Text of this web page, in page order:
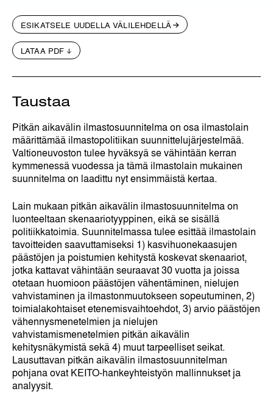
ESIKATSELE UUDELLA VÄLILEHDELLÄ
LATAA PDF
Taustaa
Pitkän aikavälin ilmastosuunnitelma on osa ilmastolain
määrittämää ilmastopolitiikan suunnittelujärjestelmää.
Valtioneuvoston tulee hyväksyä se vähintään kerran
kymmenessä vuodessa ja tämä ilmastolain mukainen
suunnitelma on laadittu nyt ensimmäistä kertaa.
Lain mukaan pitkän aikavälin ilmastosuunnitelma on
luonteeltaan skenaariotyyppinen, eikä se sisällä
politiikkatoimia. Suunnitelmassa tulee esittää ilmastolain
tavoitteiden saavuttamiseksi 1) kasvihuonekaasujen
päästöjen ja poistumien kehitystä koskevat skenaariot,
jotka kattavat vähintään seuraavat 30 vuotta ja joissa
otetaan huomioon päästöjen vähentäminen, nielujen
vahvistaminen ja ilmastonmuutokseen sopeutuminen, 2)
toimialakohtaiset etenemisvaihtoehdot, 3) arvio päästöjen
vähennysmenetelmien ja nielujen
vahvistamismenetelmien pitkän aikavälin
kehitysnäkymistä sekä 4) muut tarpeelliset seikat.
Lausuttavan pitkän aikavälin ilmastosuunnitelman
pohjana ovat KEITO-hankeyhteistyön mallinnukset ja
analyysit.